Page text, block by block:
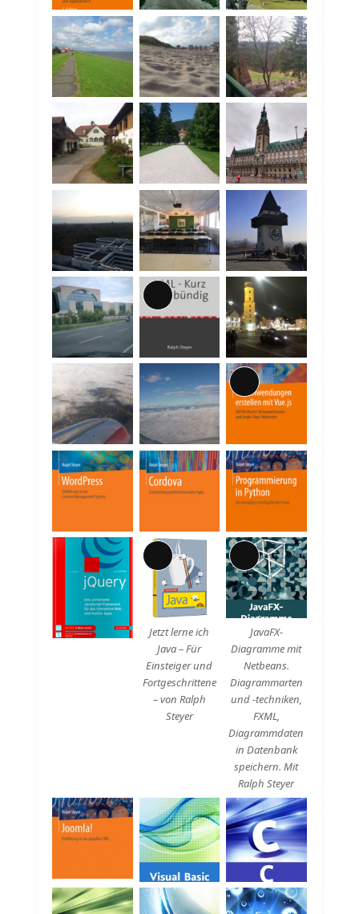
Lange
Beschreibung
Lange
Beschreibung
Lange
Beschreibung
Jetzt lerne ich
Java – Für
Einsteiger und
Fortgeschrittene
– von Ralph
Steyer
Lange
Beschreibung
JavaFX-
Diagramme mit
Netbeans.
Diagrammarten
und -techniken,
FXML,
Diagrammdaten
in Datenbank
speichern. Mit
Ralph Steyer